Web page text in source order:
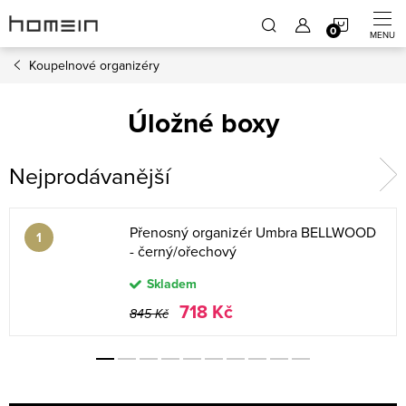
na
obsah
Koupelnové organizéry
Úložné boxy
Nejprodávanější
Přenosný organizér Umbra BELLWOOD
- černý/ořechový
Skladem
845 Kč 718 Kč